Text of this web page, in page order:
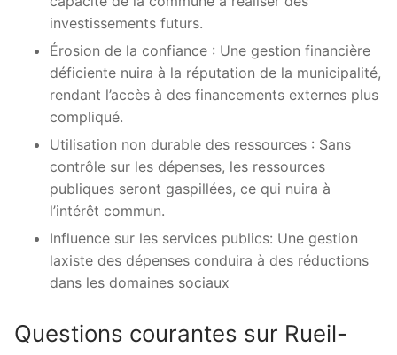
investissements futurs.
Érosion de la confiance : Une gestion financière
déficiente nuira à la réputation de la municipalité,
rendant l’accès à des financements externes plus
compliqué.
Utilisation non durable des ressources : Sans
contrôle sur les dépenses, les ressources
publiques seront gaspillées, ce qui nuira à
l’intérêt commun.
Influence sur les services publics: Une gestion
laxiste des dépenses conduira à des réductions
dans les domaines sociaux
Questions courantes sur Rueil-